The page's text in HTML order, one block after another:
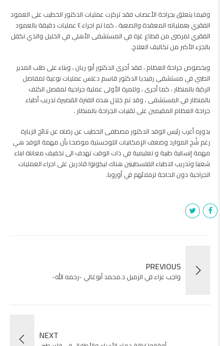
وفيما يتعلق بجراحة الأعصاب فقد تركزت عمليات الدكتور الخطيب على العمود
الفقري بعملياته المعقدة والصعبة ، كما تم اجراء ٤ عمليات دقيقة بالعمود
الفقري لمرضى من قطاع غزة في المستشفى الأهلي في الخليل والذي تكفل
بالجزء الأكبر من تكاليف العلاج.
وبخصوص جراحة العظام ، فقد أجرى الدكتور أبو ريان ، وبناء على طلب المدير
الطبي في مستشفى رفيديا الدكتور قاسم دغلس عمليات نوعية لمفاصل
الركبة بالمنظار ، كما أجرى ، وللمرة الأولى عملية جراحية لمفصل الكتف
بالمنظار في المستشفى ، وقد تم خلال هذه الفترة القصيرة تدريب أطباء
جراحة العظام المقيمين على تقنيات الجراحة بالمنظار .
بدوره أعرب رئيس الوفد الدكتور مصطفى الخطيب عن رضاه عن نتائج الزيارة
رغم شُح الموارد وضعف الإمكانيات اللوجستية موضحا بأن مهمة الوفد هي
مهمة إنسانية طبية و تعليمية في ذات الوقت تهدف الى تخفيف معاناة ابناء
شعبنا وتدريب الاطباء الفلسطينين هناك ليكونوا قادرين على اجراء العمليات
الجراحية دون الحاجة لزملائهم في أوروبا.
PREVIOUS
واجب عزاء في الزميل د.محمد أبوغالي -رحمه الله-
NEXT